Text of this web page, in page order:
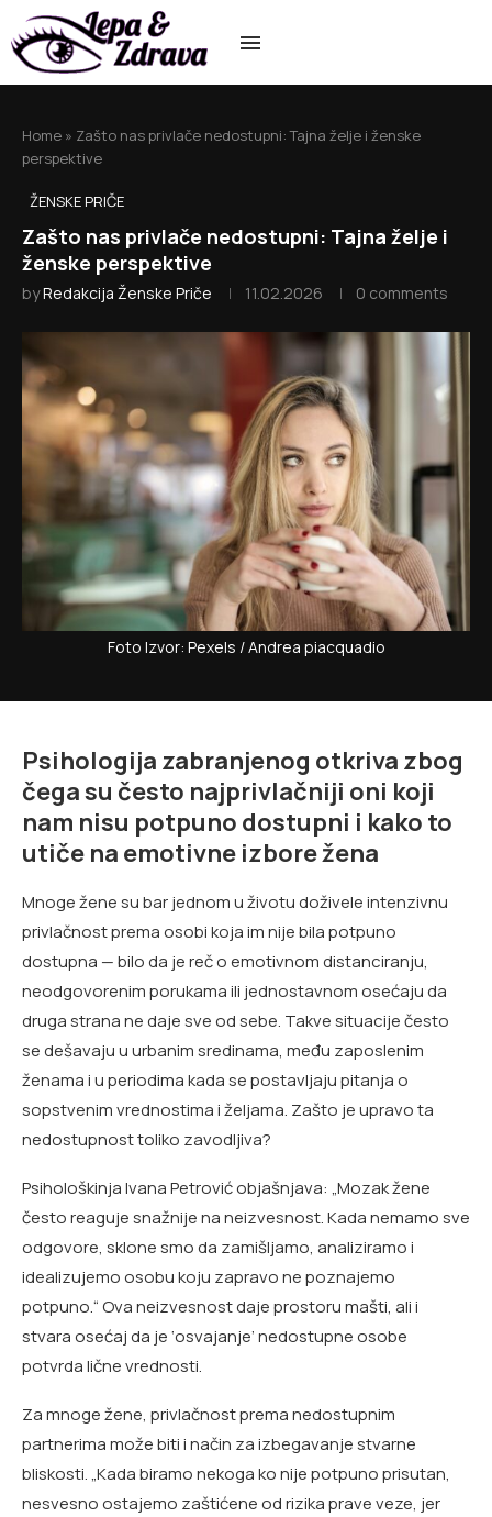
Home » Zašto nas privlače nedostupni: Tajna želje i ženske
perspektive
ŽENSKE PRIČE
Zašto nas privlače nedostupni: Tajna želje i
ženske perspektive
byRedakcija Ženske Priče 11.02.2026 0 comments
Foto Izvor: Pexels / Andrea piacquadio
Psihologija zabranjenog otkriva zbog
čega su često najprivlačniji oni koji
nam nisu potpuno dostupni i kako to
utiče na emotivne izbore žena
Mnoge žene su bar jednom u životu doživele intenzivnu
privlačnost prema osobi koja im nije bila potpuno
dostupna — bilo da je reč o emotivnom distanciranju,
neodgovorenim porukama ili jednostavnom osećaju da
druga strana ne daje sve od sebe. Takve situacije često
se dešavaju u urbanim sredinama, među zaposlenim
ženama i u periodima kada se postavljaju pitanja o
sopstvenim vrednostima i željama. Zašto je upravo ta
nedostupnost toliko zavodljiva?
Psihološkinja Ivana Petrović objašnjava: „Mozak žene
često reaguje snažnije na neizvesnost. Kada nemamo sve
odgovore, sklone smo da zamišljamo, analiziramo i
idealizujemo osobu koju zapravo ne poznajemo
potpuno.“ Ova neizvesnost daje prostoru mašti, ali i
stvara osećaj da je ‘osvajanje’ nedostupne osobe
potvrda lične vrednosti.
Za mnoge žene, privlačnost prema nedostupnim
partnerima može biti i način za izbegavanje stvarne
bliskosti. „Kada biramo nekoga ko nije potpuno prisutan,
nesvesno ostajemo zaštićene od rizika prave veze, jer